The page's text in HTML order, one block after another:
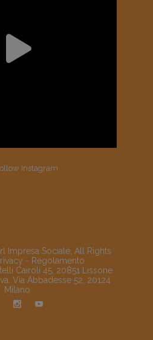
Instagram
Impresa Sociale, All Rights
- Regolamento
Cairoli 45, 20851 Lissone
Via Abbadesse 52, 20124
Milano